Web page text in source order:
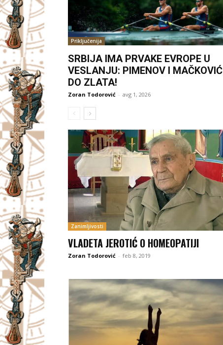
Priključenija
SRBIJA IMA PRVAKE EVROPE U
VESLANJU: PIMENOV I MAČKOVIĆ
DO ZLATA!
Zoran Todorović - avg 1, 2026
Zanimljivosti
VLADETA JEROTIĆ O HOMEOPATIJI
Zoran Todorović - feb 8, 2019